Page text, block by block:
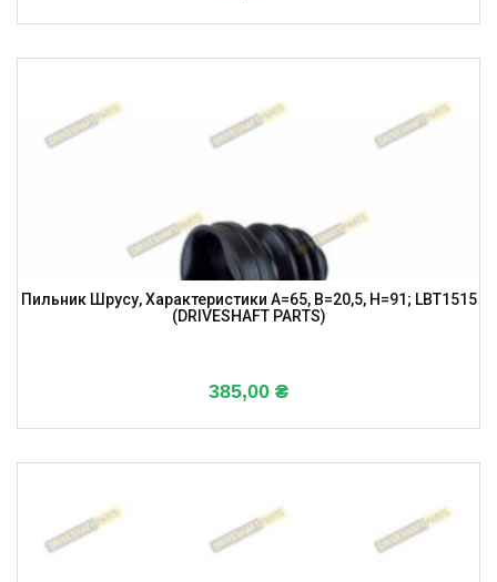
Пильник Шрусу, Характеристики A=65, B=20,5, H=91; LBT1515
(DRIVESHAFT PARTS)
385,00 ₴